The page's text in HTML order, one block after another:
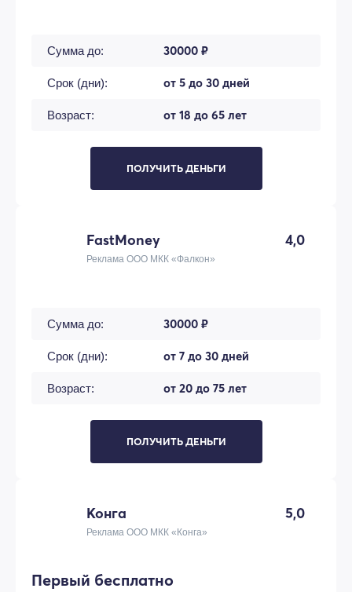
Сумма до: 30000 ₽
Срок (дни): от 5 до 30 дней
Возраст: от 18 до 65 лет
ПОЛУЧИТЬ ДЕНЬГИ
FastMoney 4,0
Реклама ООО МКК «Фалкон»
Сумма до: 30000 ₽
Срок (дни): от 7 до 30 дней
Возраст: от 20 до 75 лет
ПОЛУЧИТЬ ДЕНЬГИ
Конга 5,0
Реклама ООО МКК «Конга»
Первый бесплатно